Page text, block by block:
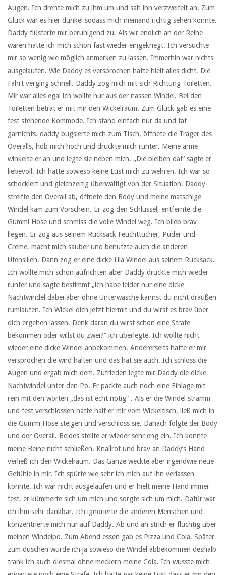
Augen. Ich drehte mich zu ihm um und sah ihn verzweifelt an. Zum
Glück war es hier dunkel sodass mich niemand richtig sehen konnte.
Daddy flüsterte mir beruhigend zu. Als wir endlich an der Reihe
waren hatte ich mich schon fast wieder eingekriegt. Ich versuchte
mir so wenig wie möglich anmerken zu lassen. Immerhin war nichts
ausgelaufen. Wie Daddy es versprochen hatte hielt alles dicht. Die
Fahrt verging schnell. Daddy zog mich mit sich Richtung Toiletten.
Mir war alles egal ich wollte nur aus der nassen Windel. Bei den
Toiletten betrat er mit mir den Wickelraum. Zum Glück gab es eine
fest stehende Kommode. Ich stand einfach nur da und tat
garnichts. daddy bugsierte mich zum Tisch, öffnete die Träger des
Overalls, hob mich hoch und drückte mich runter. Meine arme
winkelte er an und legte sie neben mich. „Die bleiben da!“ sagte er
liebevoll. Ich hatte sowieso keine Lust mich zu wehren. Ich war so
schockiert und gleichzeitig überwältigt von der Situation. Daddy
streifte den Overall ab, öffnete den Body und meine matschige
Windel kam zum Vorschein. Er zog den Schlüssel, entfernte die
Gummi Hose und schmiss die volle Windel weg. Ich blieb brav
liegen. Er zog aus seinem Rucksack Feuchttücher, Puder und
Creme, macht mich sauber und benutzte auch die anderen
Utensilien. Dann zog er eine dicke Lila Windel aus seinem Rucksack.
Ich wollte mich schon aufrichten aber Daddy drückte mich wieder
runter und sagte bestimmt „ich habe leider nur eine dicke
Nachtwindel dabei aber ohne Unterwäsche kannst du nicht draußen
rumlaufen. Ich Wickel dich jetzt hiermit und du wirst es brav über
dich ergehen lassen. Denk daran du wirst schon eine Strafe
bekommen oder willst du zwei?“ ich überlegte. Ich wollte nicht
wieder eine dicke Windel anbekommen. Andererseits hatte er mir
versprochen die wird halten und das hat sie auch. Ich schloss die
Augen und ergab mich dem. Zufrieden legte mir Daddy die dicke
Nachtwindel unter den Po. Er packte auch noch eine Einlage mit
rein mit den worten „das ist echt nötig“ . Als er die Windel stramm
und fest verschlossen hatte half er mir vom Wickeltisch, ließ mich in
die Gummi Hose steigen und verschloss sie. Danach folgte der Body
und der Overall. Beides stellte er wieder sehr eng ein. Ich konnte
meine Beine nicht schließen. Knallrot und brav an Daddy’s Hand
verließ ich den Wickelraum. Das Ganze weckte aber irgendwie neue
Gefühle in mir. Ich spürte wie sehr ich mich auf ihn verlassen
konnte. Ich war nicht ausgelaufen und er hielt meine Hand immer
fest, er kümmerte sich um mich und sorgte sich um mich. Dafür war
ich ihm sehr dankbar. Ich ignorierte die anderen Menschen und
konzentrierte mich nur auf Daddy. Ab und an strich er flüchtig über
meinen Windelpo. Zum Abend essen gab es Pizza und Cola. Später
zum duschen würde ich ja sowieso die Windel abbekommen deshalb
trank ich auch diesmal ohne meckern meine Cola. Ich wusste mich